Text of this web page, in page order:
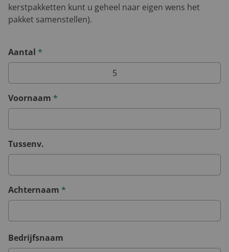
kerstpakketten kunt u geheel naar eigen wens het
pakket samenstellen).
Aantal *
Voornaam *
Tussenv.
Achternaam *
Bedrijfsnaam